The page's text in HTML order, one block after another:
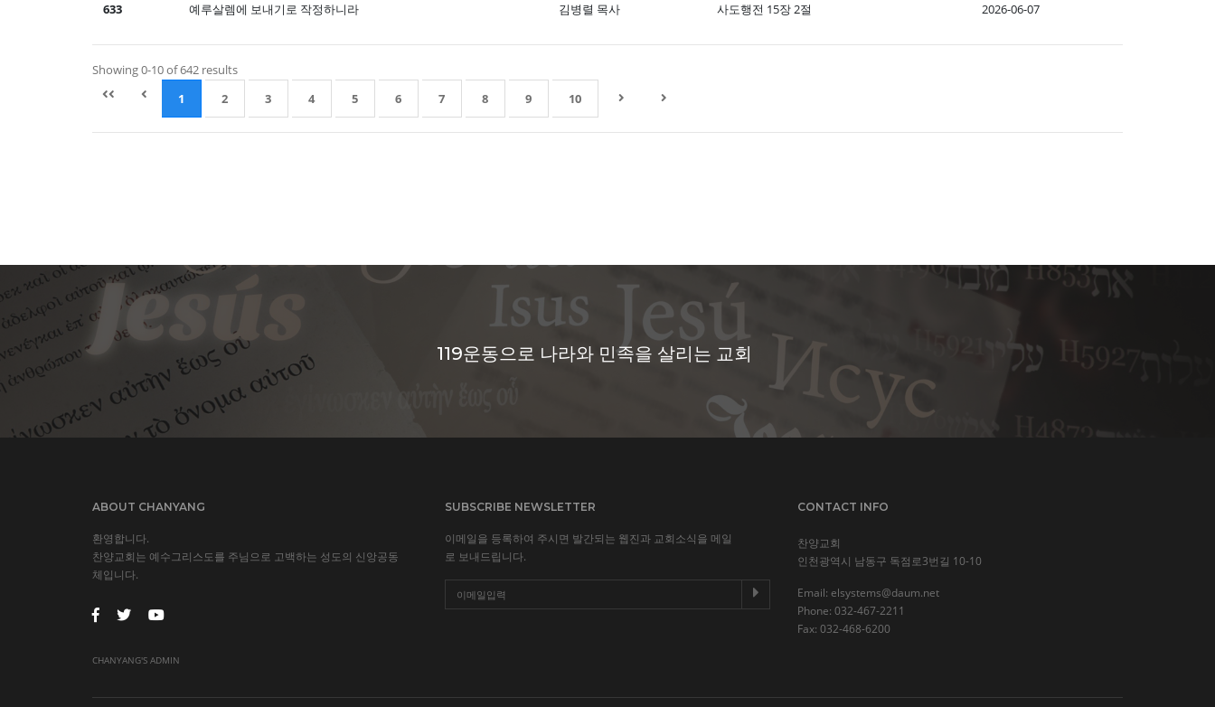
633 예루살렘에 보내기로 작정하니라 김병렬 목사 사도행전 15장 2절 2026-06-07
Showing 0-10 of 642 results
1
2 3 4 5 6 7 8 9 10
119운동으로 나라와 민족을 살리는 교회
ABOUT CHANYANG
환영합니다.
찬양교회는 예수그리스도를 주님으로 고백하는 성도의 신앙공동
체입니다.
CHANYANG'S ADMIN
SUBSCRIBE NEWSLETTER
이메일을 등록하여 주시면 발간되는 웹진과 교회소식을 메일
로 보내드립니다.
CONTACT INFO
찬양교회
인천광역시 남동구 독점로3번길 10-10
Email: elsystems@daum.net
Phone: 032-467-2211
Fax: 032-468-6200